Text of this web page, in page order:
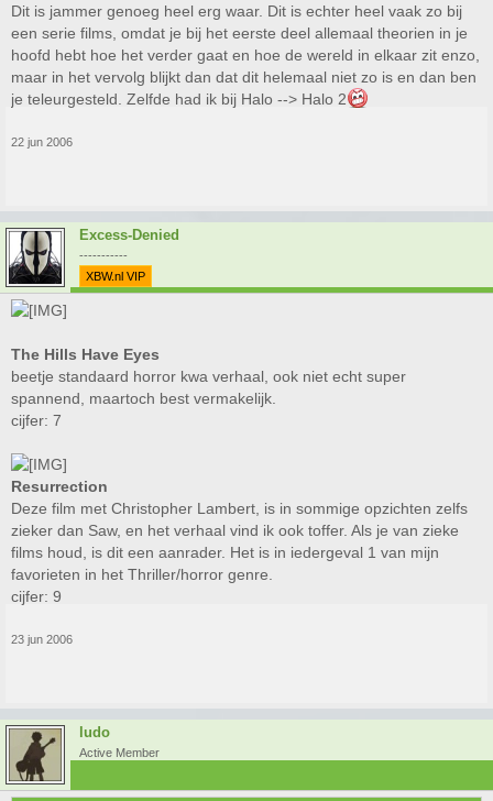
Dit is jammer genoeg heel erg waar. Dit is echter heel vaak zo bij
een serie films, omdat je bij het eerste deel allemaal theorien in je
hoofd hebt hoe het verder gaat en hoe de wereld in elkaar zit enzo,
maar in het vervolg blijkt dan dat dit helemaal niet zo is en dan ben
je teleurgesteld. Zelfde had ik bij Halo --> Halo 2
22 jun 2006
Excess-Denied
-----------
XBW.nl VIP
The Hills Have Eyes
beetje standaard horror kwa verhaal, ook niet echt super
spannend, maartoch best vermakelijk.
cijfer: 7
Resurrection
Deze film met Christopher Lambert, is in sommige opzichten zelfs
zieker dan Saw, en het verhaal vind ik ook toffer. Als je van zieke
films houd, is dit een aanrader. Het is in iedergeval 1 van mijn
favorieten in het Thriller/horror genre.
cijfer: 9
23 jun 2006
ludo
Active Member